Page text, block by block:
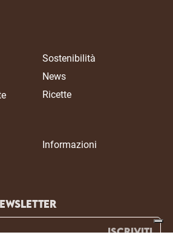
Sostenibilità
News
Ricette
Informazioni
ISCRIVITI